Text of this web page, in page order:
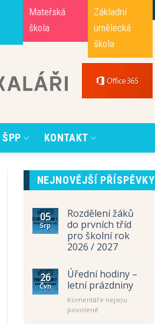
Mateřská
škola
Základní
umělecká
škola
ŠPP KONTAKT
NEJNOVĚJŠÍ PŘÍSPĚVKY
05
Srp
Rozdělení žáků
do prvních tříd
pro školní rok
2026 / 2027
26
Čvn
Úřední hodiny –
letní prázdniny
Komentáře nejsou
povolenéu